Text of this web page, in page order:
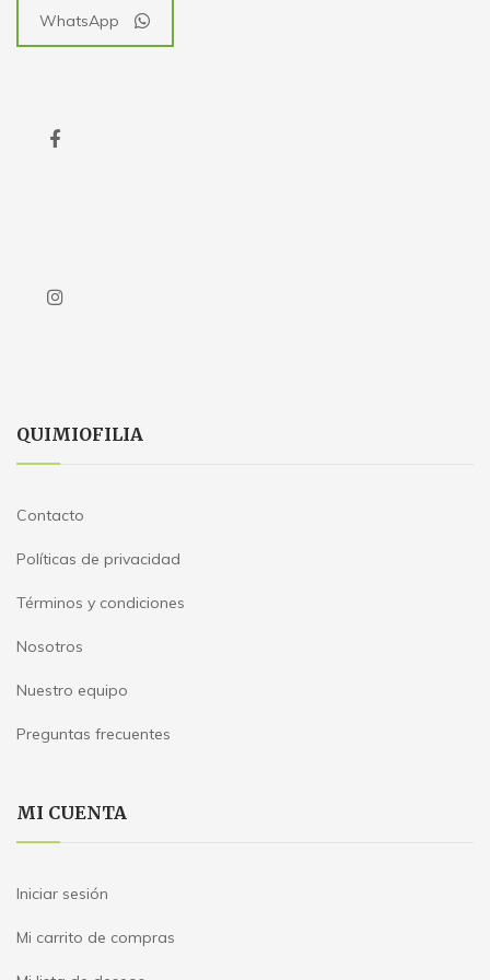
WhatsApp
QUIMIOFILIA
Contacto
Políticas de privacidad
Términos y condiciones
Nosotros
Nuestro equipo
Preguntas frecuentes
MI CUENTA
Iniciar sesión
Mi carrito de compras